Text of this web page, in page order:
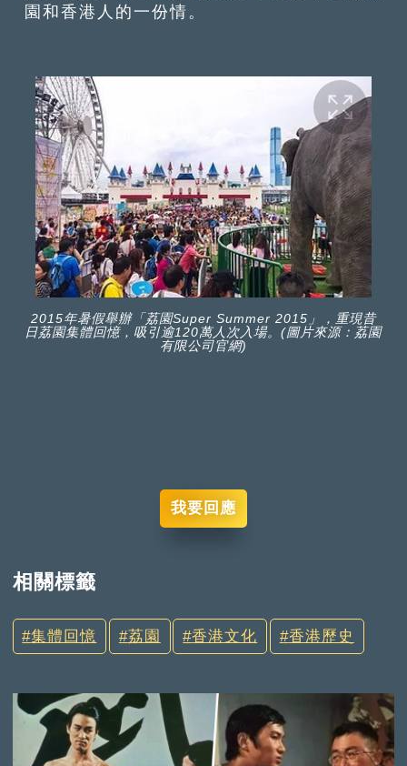
園和香港人的一份情。
2015年暑假舉辦「荔園Super Summer 2015」，重現昔
日荔園集體回憶，吸引逾120萬人次入場。(圖片來源：荔園
有限公司官網)
我要回應
相關標籤
集體回憶 荔園 香港文化 香港歷史